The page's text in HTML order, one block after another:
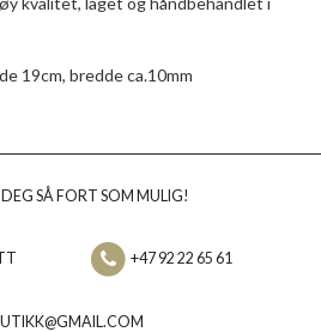
19cm, bredde ca.10mm
SÅ FORT SOM MULIG!
+47 92 22 65 61